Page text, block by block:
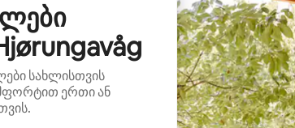
სახლისთვის
ერთი ან